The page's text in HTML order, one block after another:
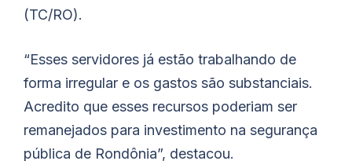
(TC/RO).
“Esses servidores já estão trabalhando de
forma irregular e os gastos são substanciais.
Acredito que esses recursos poderiam ser
remanejados para investimento na segurança
pública de Rondônia”, destacou.